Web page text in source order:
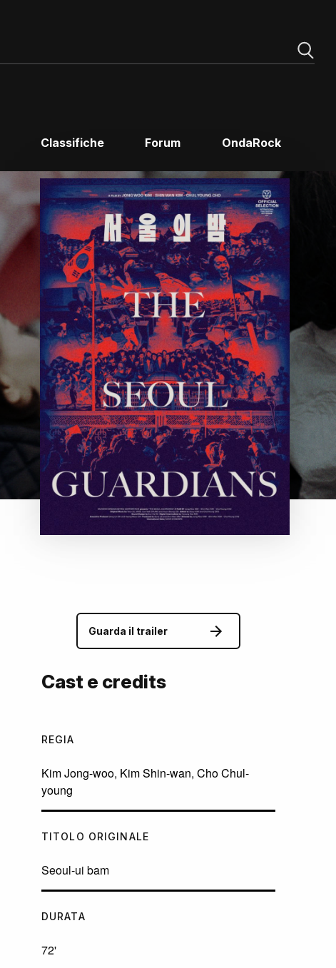
Classifiche Forum OndaRock
Guarda il trailer
Cast e credits
REGIA
Kim Jong-woo, Kim Shin-wan, Cho Chul-
young
TITOLO ORIGINALE
Seoul-ui bam
DURATA
72'